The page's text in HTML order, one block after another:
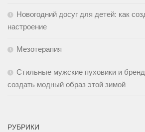
Новогодний досуг для детей: как
настроение
Мезотерапия
Стильные мужские пуховики и
создать модный образ этой зимой
РУБРИКИ